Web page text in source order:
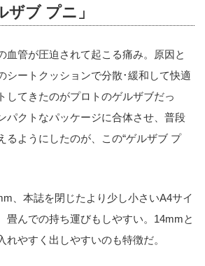
ザブ プニ」
血管が圧迫されて起こる痛み。原因と
シートクッションで分散･緩和して快適
してきたのがプロトのゲルザブだっ
パクトなパッケージに合体させ、普段
るようにしたのが、この“ゲルザブ プ
、本誌を閉じたより少し小さいA4サイ
畳んでの持ち運びもしやすい。14mmと
れやすく出しやすいのも特徴だ。